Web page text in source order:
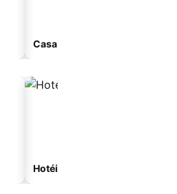
Casa de hóspedes
Hotéis na praia